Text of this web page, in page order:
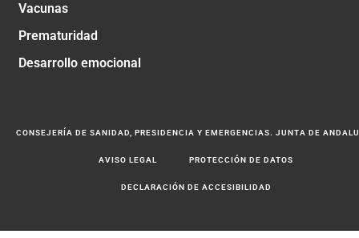
Vacunas
Prematuridad
Desarrollo emocional
CONSEJERÍA DE SANIDAD, PRESIDENCIA Y EMERGENCIAS. JUNTA DE
AVISO LEGAL PROTECCIÓN DE DATOS
DECLARACIÓN DE ACCESIBILIDAD